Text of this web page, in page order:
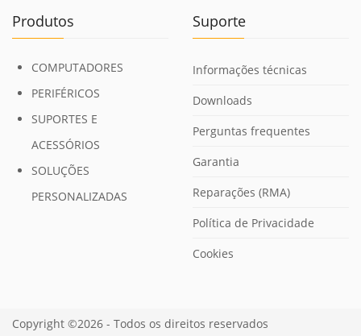
Produtos
COMPUTADORES
PERIFÉRICOS
SUPORTES E
ACESSÓRIOS
SOLUÇÕES
PERSONALIZADAS
Suporte
Informações técnicas
Downloads
Perguntas frequentes
Garantia
Reparações (RMA)
Política de Privacidade
Cookies
Copyright ©2026 - Todos os direitos reservados